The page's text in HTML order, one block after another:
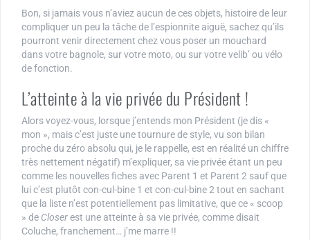
Bon, si jamais vous n’aviez aucun de ces objets, histoire de leur
compliquer un peu la tâche de l’espionnite aiguë, sachez qu’ils
pourront venir directement chez vous poser un mouchard
dans votre bagnole, sur votre moto, ou sur votre velib’ ou vélo
de fonction.
L’atteinte à la vie privée du Président !
Alors voyez-vous, lorsque j’entends mon Président (je dis «
mon », mais c’est juste une tournure de style, vu son bilan
proche du zéro absolu qui, je le rappelle, est en réalité un chiffre
très nettement négatif) m’expliquer, sa vie privée étant un peu
comme les nouvelles fiches avec Parent 1 et Parent 2 sauf que
lui c’est plutôt con-cul-bine 1 et con-cul-bine 2 tout en sachant
que la liste n’est potentiellement pas limitative, que ce « scoop
» de Closerest une atteinte à sa vie privée, comme disait
Coluche, franchement… j’me marre !!